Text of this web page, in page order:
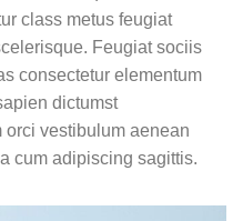
class metus feugiat
Feugiat sociis
consectetur elementum
dictumst
orci vestibulum aenean
cum adipiscing sagittis.